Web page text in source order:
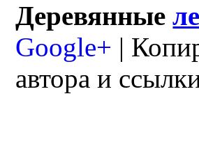
Деревянные
Google+ |
автора и